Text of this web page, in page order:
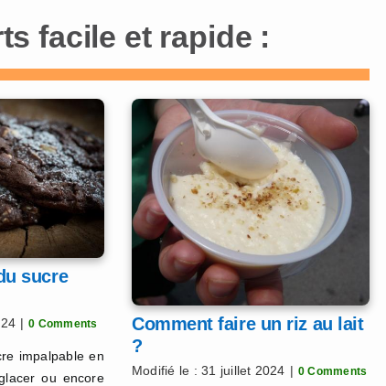
facile et rapide :
sucre
| 0 Comments
impalpable en
ou encore
Comment faire un riz au lait
?
Modifié le : 31 juillet 2024 | 0 Comments